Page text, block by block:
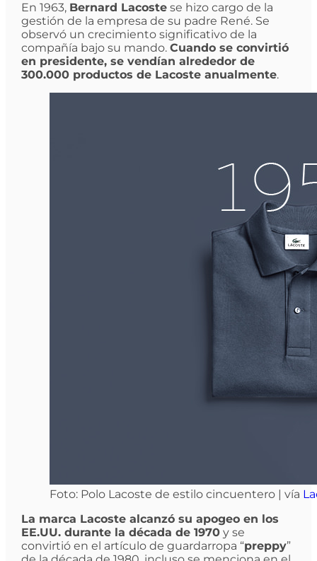
En 1963, Bernard Lacostese hizo cargo de la
gestión de la empresa de su padre René. Se
observó un crecimiento significativo de la
compañía bajo su mando. Cuando se convirtió
en presidente, se vendían alrededor de
300.000 productos de Lacoste anualmente.
Foto: Polo Lacoste de estilo cincuentero | vía
La marca Lacoste alcanzó su apogeo en los
EE.UU. durante la década de 1970y se
convirtió en el artículo de guardarropa “preppy”